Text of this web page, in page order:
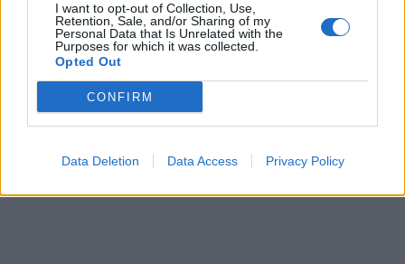
I want to opt-out of Collection, Use,
Retention, Sale, and/or Sharing of my
Personal Data that Is Unrelated with the
Purposes for which it was collected.
Opted Out
CONFIRM
Data Deletion Data Access Privacy Policy